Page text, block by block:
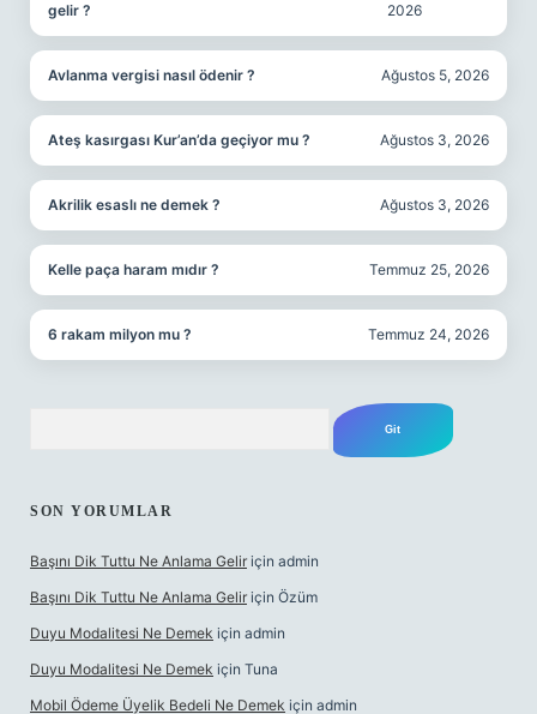
gelir ?
2026
Avlanma vergisi nasıl ödenir ? Ağustos 5, 2026
Ateş kasırgası Kur’an’da geçiyor mu ? Ağustos 3, 2026
Akrilik esaslı ne demek ? Ağustos 3, 2026
Kelle paça haram mıdır ? Temmuz 25, 2026
6 rakam milyon mu ? Temmuz 24, 2026
SON YORUMLAR
Başını Dik Tuttu Ne Anlama Gelir için admin
Başını Dik Tuttu Ne Anlama Gelir için Özüm
Duyu Modalitesi Ne Demek için admin
Duyu Modalitesi Ne Demek için Tuna
Mobil Ödeme Üyelik Bedeli Ne Demek için admin